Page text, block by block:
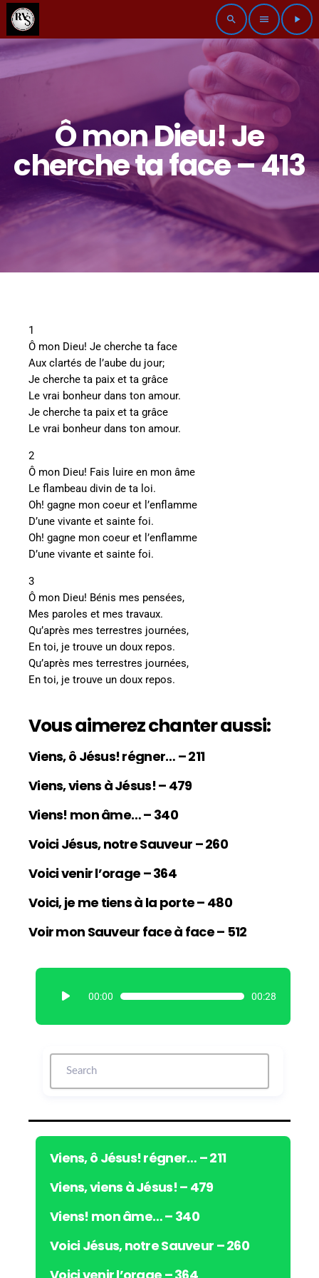
search menu play_arrow
Ô mon Dieu! Je
cherche ta face – 413
1
Ô mon Dieu! Je cherche ta face
Aux clartés de l’aube du jour;
Je cherche ta paix et ta grâce
Le vrai bonheur dans ton amour.
Je cherche ta paix et ta grâce
Le vrai bonheur dans ton amour.
2
Ô mon Dieu! Fais luire en mon âme
Le flambeau divin de ta loi.
Oh! gagne mon coeur et l’enflamme
D’une vivante et sainte foi.
Oh! gagne mon coeur et l’enflamme
D’une vivante et sainte foi.
3
Ô mon Dieu! Bénis mes pensées,
Mes paroles et mes travaux.
Qu’après mes terrestres journées,
En toi, je trouve un doux repos.
Qu’après mes terrestres journées,
En toi, je trouve un doux repos.
Vous aimerez chanter aussi:
Viens, ô Jésus! régner… – 211
Viens, viens à Jésus! – 479
Viens! mon âme… – 340
Voici Jésus, notre Sauveur – 260
Voici venir l’orage – 364
Voici, je me tiens à la porte – 480
Voir mon Sauveur face à face – 512
c
e
r
u
d
i
00:00 00:28
Viens, ô Jésus! régner… – 211
Viens, viens à Jésus! – 479
Viens! mon âme… – 340
Voici Jésus, notre Sauveur – 260